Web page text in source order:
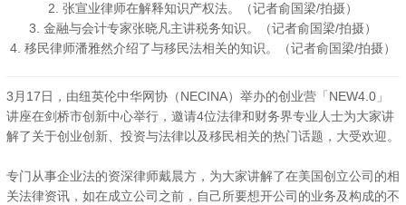
2. 张宣业律师在解释知识产权法。（记者俞国梁/拍摄）
3. 金融与会计专家张晓凡主讲税务知识。（记者俞国梁/拍摄）
4. 移民律师潘雅然介绍了与移民法相关的知识。（记者俞国梁/拍摄）
3月17日，由纽英伦中华网协（NECINA）举办的创业营「NEW4.0」
讲座在剑桥市创新中心举行，邀请4位法律和财务界专业人士为大家讲
解了关于创业创新、投资与法律以及移民相关的热门话题，大受欢迎。
专门从事企业法的资深律师戴晨方，为大家讲解了在美国创立公司的相
关法律资讯，如在成立公司之前，自己所要想开公司的业务及构成的不